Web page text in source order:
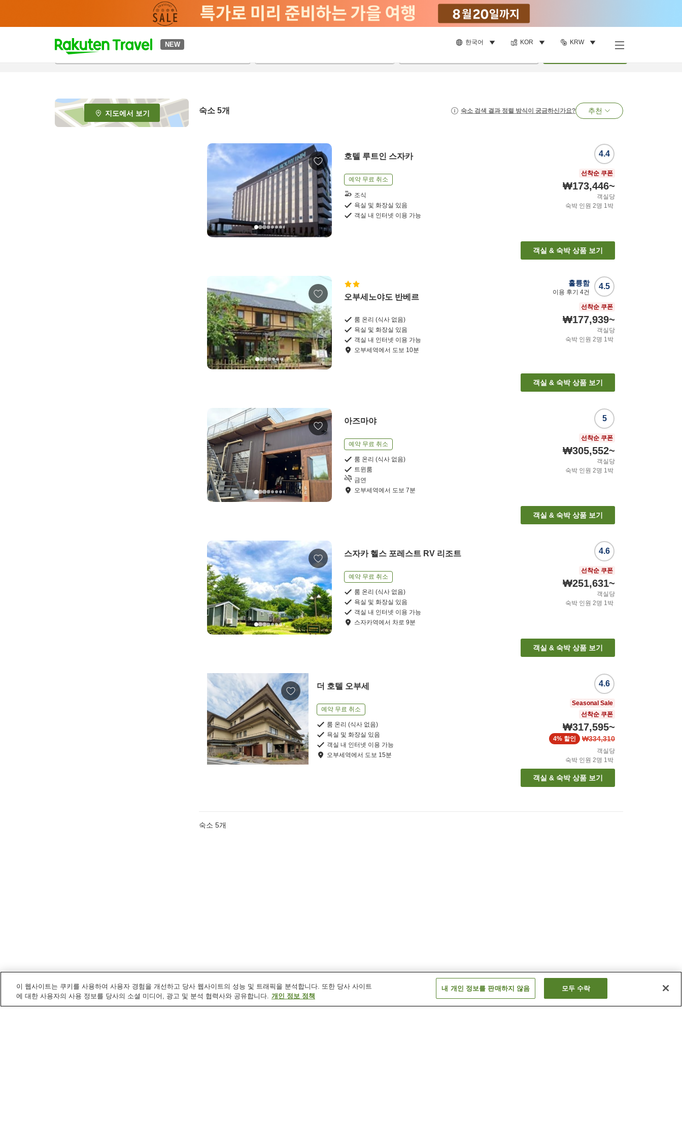
NEW 한국어 KOR KRW
t
p
e
_
s
지도에서 보기 숙소 5개 숙소 검색 결과 정렬 방식이 궁금하신가요? 추천
호텔 루트인 스자카
예약 무료 취소
조식
욕실 및 화장실 있음
객실 내 인터넷 이용 가능
4.4
선착순 쿠폰
₩173,446~
객실당
숙박 인원 2명 1박
객실 & 숙박 상품 보기
오부세노야도 반베르
룸 온리 (식사 없음)
욕실 및 화장실 있음
객실 내 인터넷 이용 가능
오부세역에서 도보 10분
4.5
훌륭함
이용 후기 4건
선착순 쿠폰
₩177,939~
객실당
숙박 인원 2명 1 박
객실 & 숙박 상품 보기
아즈마야
예약 무료 취소
룸 온리 (식사 없음)
트윈룸
금연
오부세역에서 도보 7분
5
선착순 쿠폰
₩305,552~
객실당
숙박 인원 2명 1박
객실 & 숙박 상품 보기
스자카 헬스 포레스트 RV 리조트
예약 무료 취소
룸 온리 (식사 없음)
욕실 및 화장실 있음
객실 내 인터넷 이용 가능
스자카역에서 차로 9분
4.6
선착순 쿠폰
₩251,631~
객실당
숙박 인원 2명 1박
객실 & 숙박 상품 보기
더 호텔 오부세
예약 무료 취소
룸 온리 (식사 없음)
욕실 및 화장실 있음
객실 내 인터넷 이용 가능
오부세역에서 도보 15분
4.6
Seasonal Sale
선착순 쿠폰
₩317,595~
₩334,310
4% 할인
객실당
숙박 인원 2명 1박
객실 & 숙박 상품 보기
숙소 5개
이 웹사이트는 쿠키를 사용하여 사용자 경험을 개선하고 당사 웹사이트의 성능 및 트래픽을 분석합니다. 또한 당사 사이트
에 대한 사용자의 사용 정보를 당사의 소셜 미디어, 광고 및 분석 협력사와 공유합니다. 개인 정보 정책
내 개인 정보를 판매하지 않음 모두 수락